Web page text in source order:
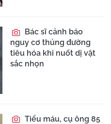
Bác sĩ cảnh báo
nguy cơ thủng đường
tiêu hóa khi nuốt dị vật
sắc nhọn
Tiểu máu, cụ ông 85